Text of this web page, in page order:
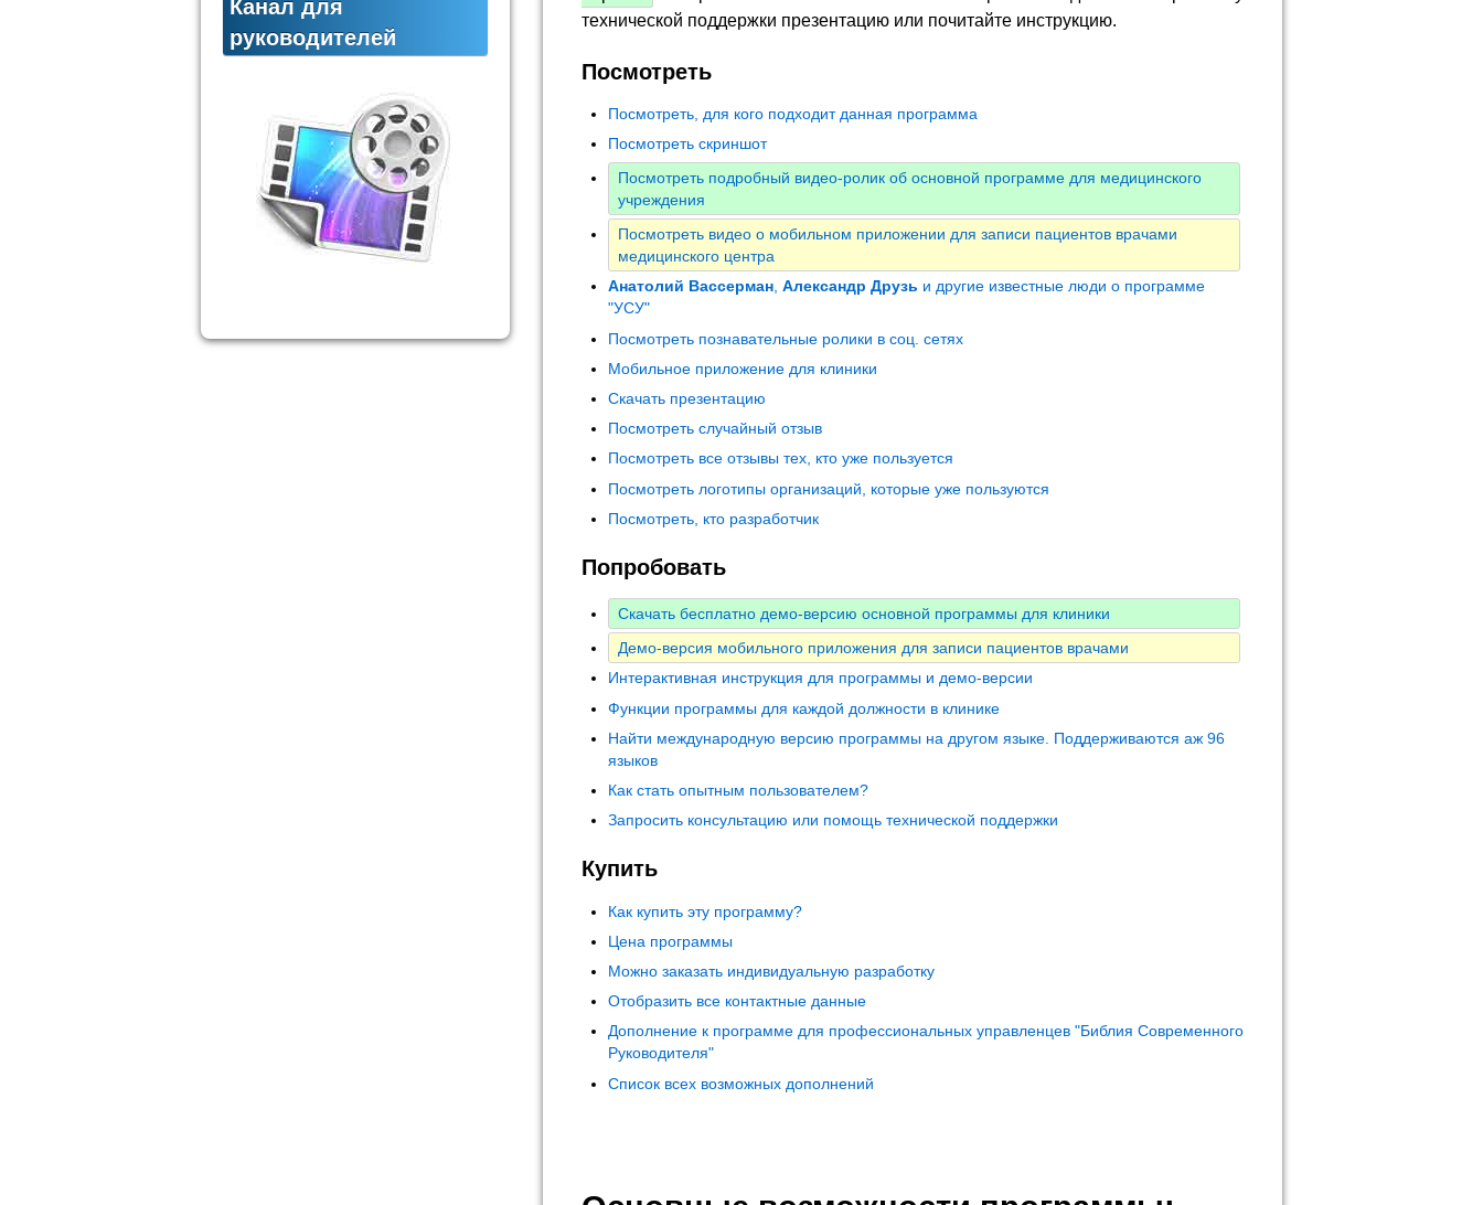
технической поддержки презентацию или почитайте инструкцию.
Посмотреть
Посмотреть, для кого подходит данная программа
Посмотреть скриншот
Посмотреть подробный видео-ролик об основной программе для медицинского
учреждения
Посмотреть видео о мобильном приложении для записи пациентов врачами
медицинского центра
Анатолий Вассерман, Александр Друзь и другие известные люди о программе
"УСУ"
Посмотреть познавательные ролики в соц. сетях
Мобильное приложение для клиники
Скачать презентацию
Посмотреть случайный отзыв
Посмотреть все отзывы тех, кто уже пользуется
Посмотреть логотипы организаций, которые уже пользуются
Посмотреть, кто разработчик
Попробовать
Скачать бесплатно демо-версию основной программы для клиники
Демо-версия мобильного приложения для записи пациентов врачами
Интерактивная инструкция для программы и демо-версии
Функции программы для каждой должности в клинике
Найти международную версию программы на другом языке. Поддерживаются аж 96
языков
Как стать опытным пользователем?
Запросить консультацию или помощь технической поддержки
Купить
Как купить эту программу?
Цена программы
Можно заказать индивидуальную разработку
Отобразить все контактные данные
Дополнение к программе для профессиональных управленцев "Библия Современного
Руководителя"
Список всех возможных дополнений
Канал для
руководителей